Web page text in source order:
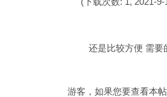
还是比较方便 需要
游客，如果您要查看本